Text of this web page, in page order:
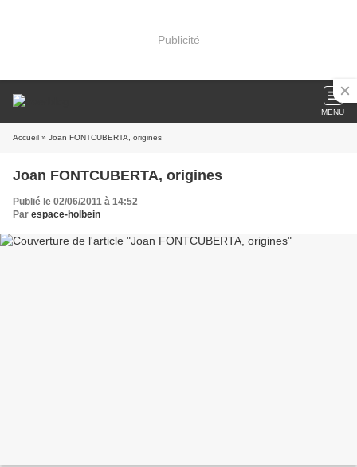
Publicité
MENU
Accueil » Joan FONTCUBERTA, origines
Joan FONTCUBERTA, origines
Publié le 02/06/2011 à 14:52
Par espace-holbein